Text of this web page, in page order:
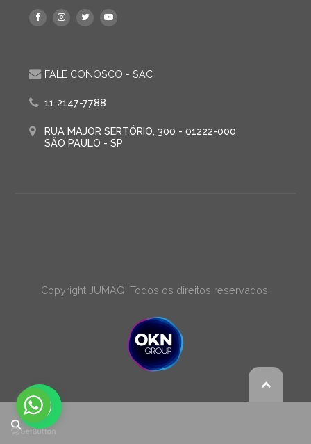
FALE CONOSCO - SAC
11 2147-7788
RUA MAJOR SERTÓRIO, 300 - 01222-000
SÃO PAULO - SP
Copyright JUMAQ. Todos os direitos reservados.